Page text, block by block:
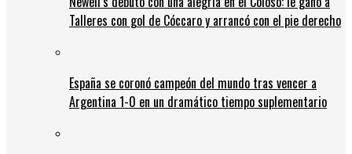
Talleres con gol de Cóccaro y arrancó con el pie derecho
España se coronó campeón del mundo tras vencer a
Argentina 1-0 en un dramático tiempo suplementario